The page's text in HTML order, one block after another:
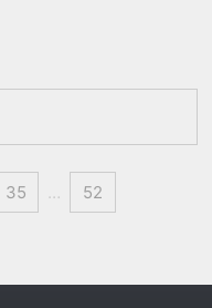
35 … 52